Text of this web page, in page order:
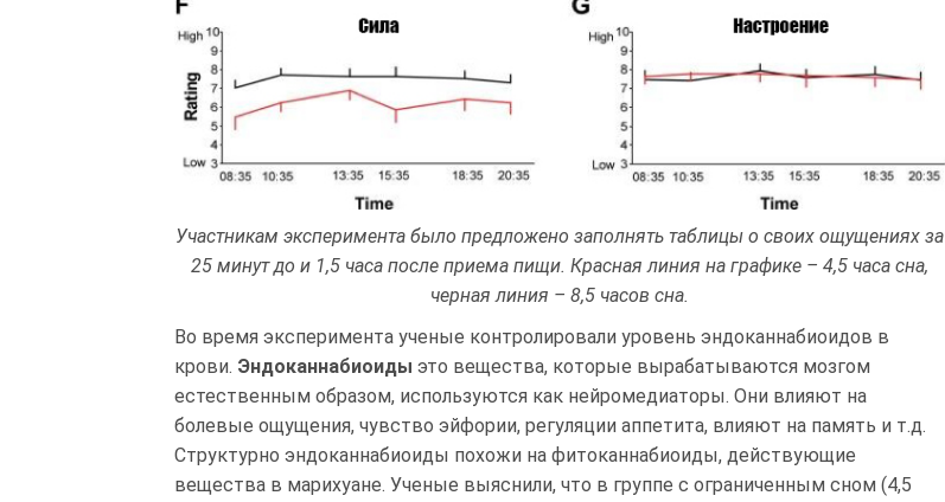
Участникам эксперимента было предложено заполнять таблицы о своих ощущениях за
25 минут до и 1,5 часа после приема пищи. Красная линия на графике – 4,5 часа сна,
черная линия – 8,5 часов сна.
Во время эксперимента ученые контролировали уровень эндоканнабиоидов в
крови. Эндоканнабиоиды это вещества, которые вырабатываются мозгом
естественным образом, используются как нейромедиаторы. Они влияют на
болевые ощущения, чувство эйфории, регуляции аппетита, влияют на память и т.д.
Структурно эндоканнабиоиды похожи на фитоканнабиоиды, действующие
вещества в марихуане. Ученые выяснили, что в группе с ограниченным сном (4,5